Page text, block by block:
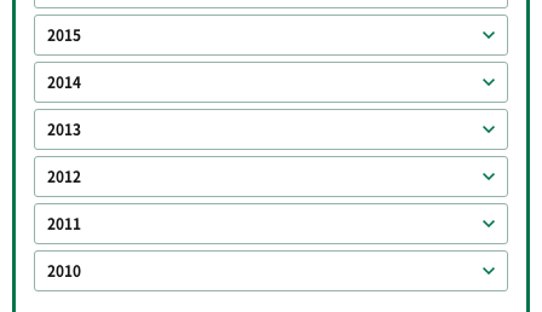
2015
2014
2013
2012
2011
2010